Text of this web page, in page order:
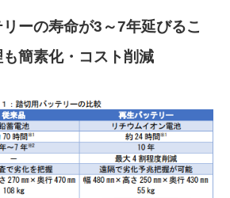
ーの寿命が3～7年延びるこ
簡素化・コスト削減